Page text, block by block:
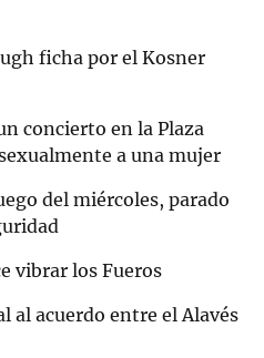
ficha por el Kosner
concierto en la Plaza
a una mujer
del miércoles, parado
vibrar los Fueros
al acuerdo entre el Alavés